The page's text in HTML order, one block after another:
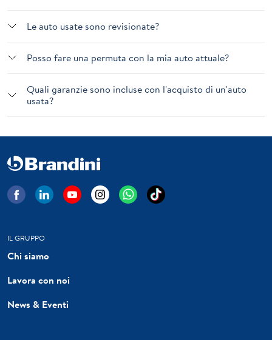
Le auto usate sono revisionate?
Posso fare una permuta con la mia auto attuale?
Quali garanzie sono incluse con l'acquisto di un'auto
usata?
IL GRUPPO
Chi siamo
Lavora con noi
News & Eventi